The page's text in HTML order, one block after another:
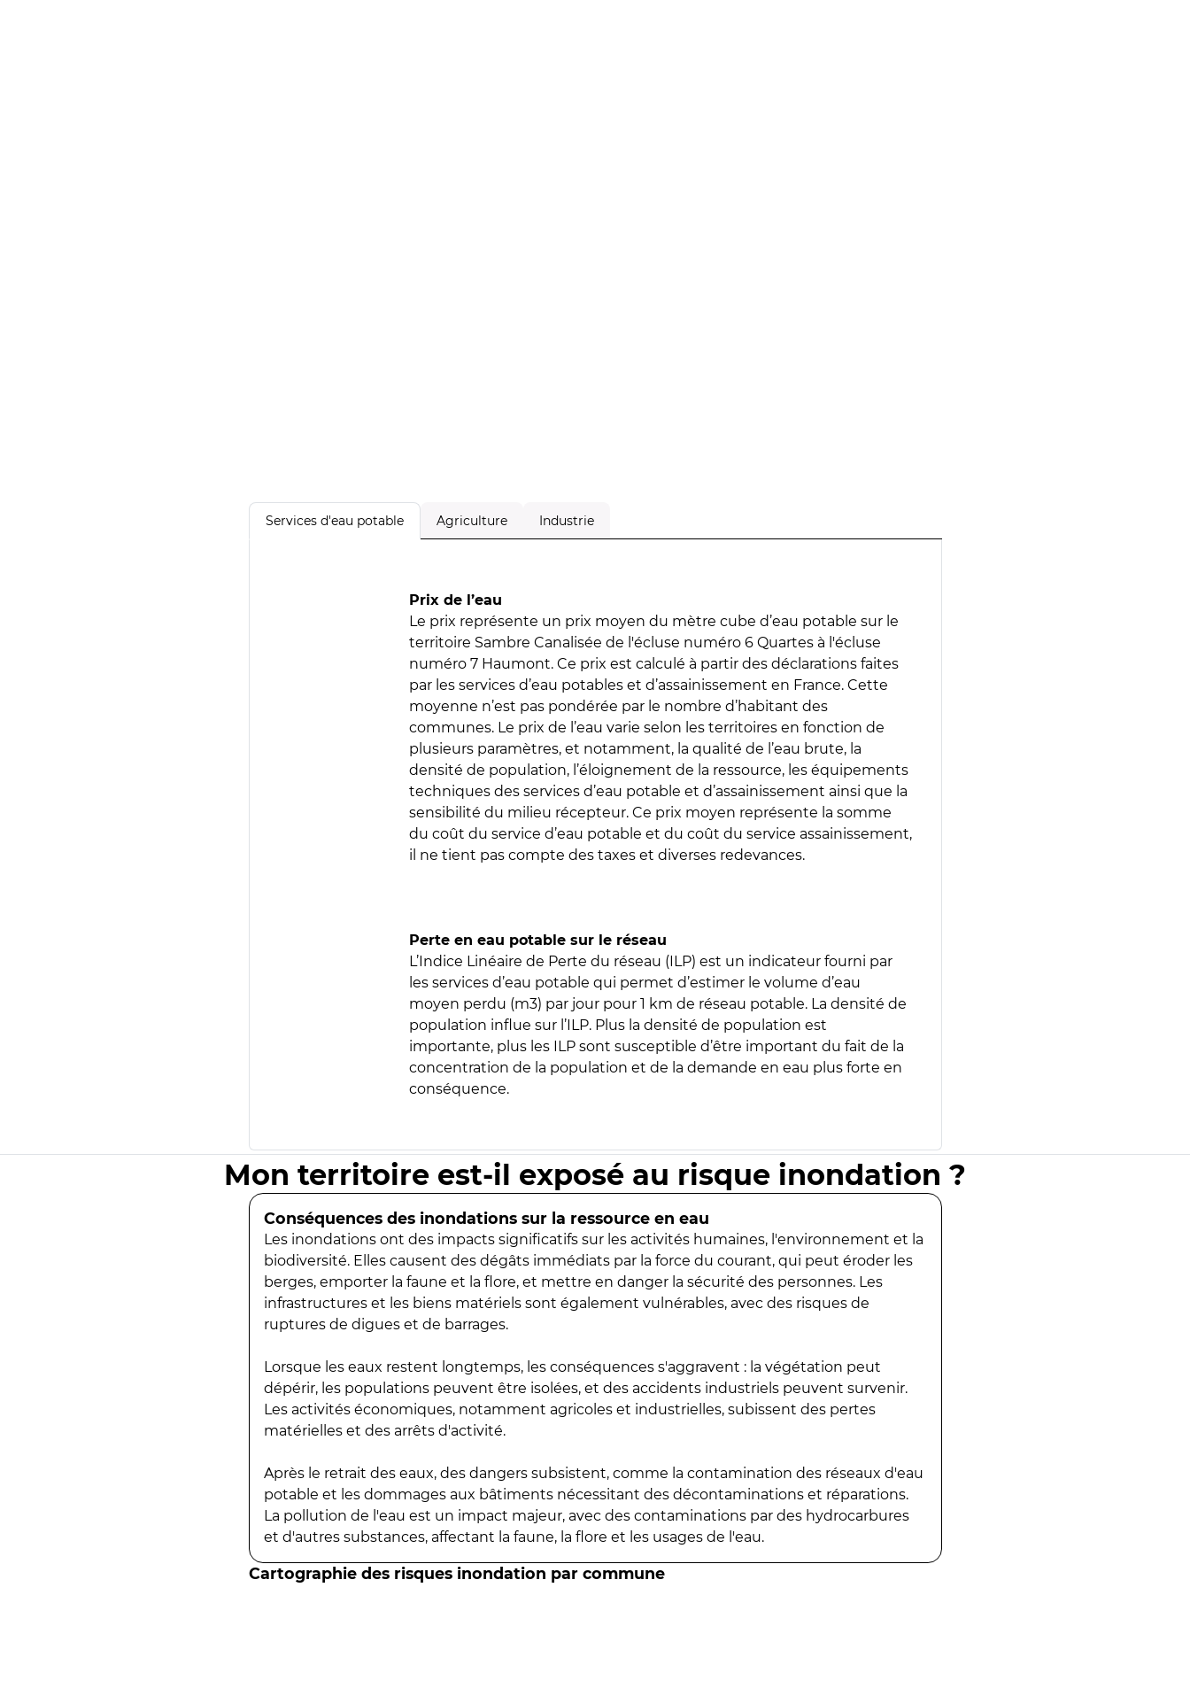
Services d'eau potable Agriculture Industrie
Prix de l’eau
Le prix représente un prix moyen du mètre cube d’eau potable sur le
territoire Sambre Canalisée de l'écluse numéro 6 Quartes à l'écluse
numéro 7 Haumont. Ce prix est calculé à partir des déclarations faites
par les services d’eau potables et d’assainissement en France. Cette
moyenne n’est pas pondérée par le nombre d’habitant des
communes. Le prix de l’eau varie selon les territoires en fonction de
plusieurs paramètres, et notamment, la qualité de l’eau brute, la
densité de population, l’éloignement de la ressource, les équipements
techniques des services d’eau potable et d’assainissement ainsi que la
sensibilité du milieu récepteur. Ce prix moyen représente la somme
du coût du service d’eau potable et du coût du service assainissement,
il ne tient pas compte des taxes et diverses redevances.
Perte en eau potable sur le réseau
L’Indice Linéaire de Perte du réseau (ILP) est un indicateur fourni par
les services d’eau potable qui permet d’estimer le volume d’eau
moyen perdu (m3) par jour pour 1 km de réseau potable. La densité de
population influe sur l’ILP. Plus la densité de population est
importante, plus les ILP sont susceptible d’être important du fait de la
concentration de la population et de la demande en eau plus forte en
conséquence.
Mon territoire est-il exposé au risque inondation ?
Conséquences des inondations sur la ressource en eau
Les inondations ont des impacts significatifs sur les activités humaines, l'environnement et la
biodiversité. Elles causent des dégâts immédiats par la force du courant, qui peut éroder les
berges, emporter la faune et la flore, et mettre en danger la sécurité des personnes. Les
infrastructures et les biens matériels sont également vulnérables, avec des risques de
ruptures de digues et de barrages.
Lorsque les eaux restent longtemps, les conséquences s'aggravent : la végétation peut
dépérir, les populations peuvent être isolées, et des accidents industriels peuvent survenir.
Les activités économiques, notamment agricoles et industrielles, subissent des pertes
matérielles et des arrêts d'activité.
Après le retrait des eaux, des dangers subsistent, comme la contamination des réseaux d'eau
potable et les dommages aux bâtiments nécessitant des décontaminations et réparations.
La pollution de l'eau est un impact majeur, avec des contaminations par des hydrocarbures
et d'autres substances, affectant la faune, la flore et les usages de l'eau.
Cartographie des risques inondation par commune